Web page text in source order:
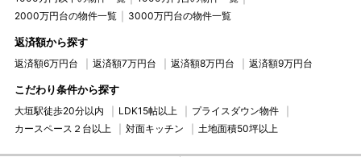
2000万円台の物件一覧
3000万円台の物件一覧
返済額から探す
返済額6万円台 返済額7万円台 返済額8万円台 返済額9万円台
こだわり条件から探す
大垣駅徒歩20分以内 LDK15帖以上
プライスダウン物件
カースペース２台以上
対面キッチン 土地面積50坪以上